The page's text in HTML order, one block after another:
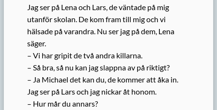
Jag ser på Lena och Lars, de väntade på mig
utanför skolan. De kom fram till mig och vi
hälsade på varandra. Nu ser jag på dem, Lena
säger.
– Vi har gripit de två andra killarna.
– Så bra, så nu kan jag slappna av på riktigt?
– Ja Michael det kan du, de kommer att åka in.
Jag ser på Lars och jag nickar åt honom.
– Hur mår du annars?